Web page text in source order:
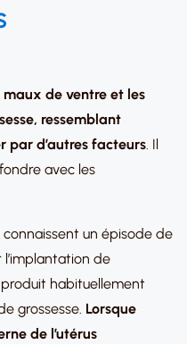
maux de ventre et les
ressemblant
par d’autres facteurs. Il
avec les
un épisode de
de
produit habituellement
grossesse. Lorsque
de l’utérus